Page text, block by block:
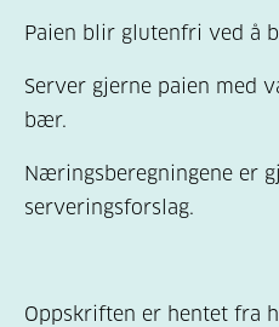
Paien blir glutenfri ved å
Server gjerne paien med
bær.
Næringsberegningene er
serveringsforslag.
Oppskriften er hentet fra